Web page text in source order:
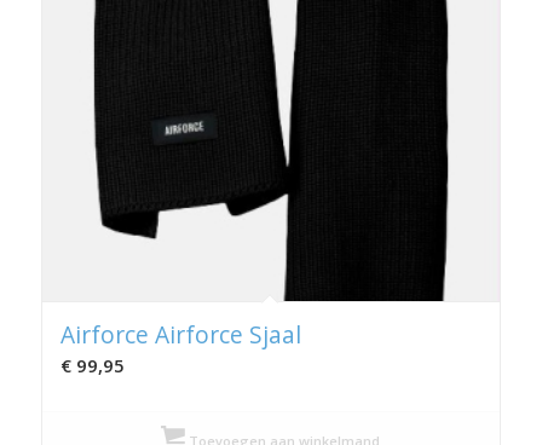
Airforce Airforce Sjaal
€99,95
Toevoegen aan winkelmand